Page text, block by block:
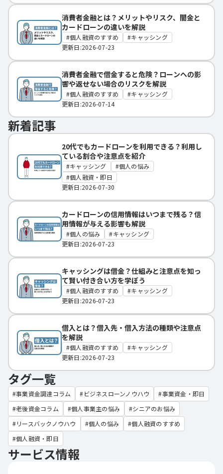
消費者金融とは？メリットやリスク、闇金と
カードローンの違いを解説
個人融資のすすめ
キャッシング
更新日:2026-07-23
消費者金融で借金すると危険？ローンへの影
響や返せない場合のリスクを解説
個人融資のすすめ
キャッシング
更新日:2026-07-14
新着記事
20代でもカードローンを利用できる？利用し
ている割合や注意点を紹介
キャッシング
個人の悩み
個人融資・即日
更新日:2026-07-30
カードローンの信用情報はいつまで残る？信
用情報が与える影響も解説
個人の悩み
キャッシング
更新日:2026-07-23
キャッシングは借金？仕組みと注意点を知っ
て賢い付き合い方を学ぼう
個人融資のすすめ
キャッシング
更新日:2026-07-23
借入とは？借入先・借入方法の種類や注意点
を解説
個人融資のすすめ
キャッシング
更新日:2026-07-23
タグ一覧
事業資金調達コラム ビジネスローンノウハウ
事業資金・即日
老後資金コラム
個人事業主の悩み
シニアのお悩み
リースバックノウハウ
個人の悩み
個人融資のすすめ
個人融資・即日
サービス情報